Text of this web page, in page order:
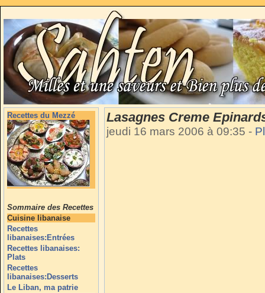
Recettes du Mezzé
Sommaire des Recettes
Cuisine libanaise
Recettes
libanaises:Entrées
Recettes libanaises:
Plats
Recettes
libanaises:Desserts
Le Liban, ma patrie
Lasagnes Creme
jeudi 16 mars 2006 à 09:35 -